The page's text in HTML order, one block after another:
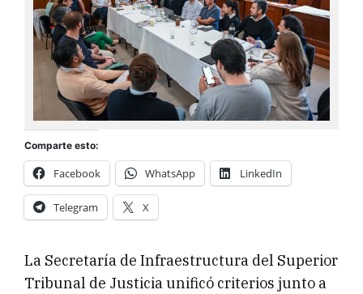
Comparte esto:
Facebook WhatsApp LinkedIn
Telegram X
La Secretaría de Infraestructura del Superior
Tribunal de Justicia unificó criterios junto a